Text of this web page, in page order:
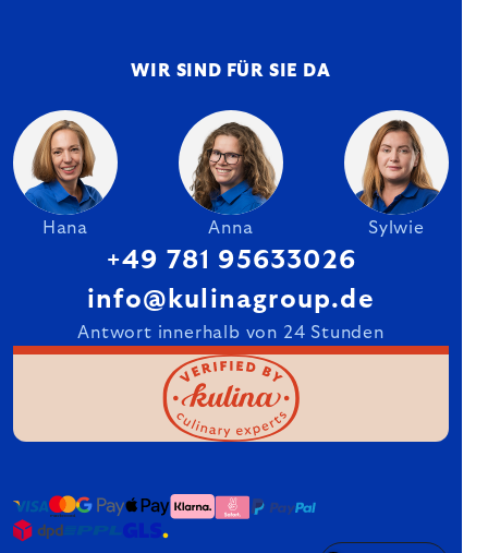
WIR SIND FÜR SIE DA
Hana Anna Sylwie
+49 781 95633026
info@kulinagroup.de
Antwort innerhalb von 24 Stunden